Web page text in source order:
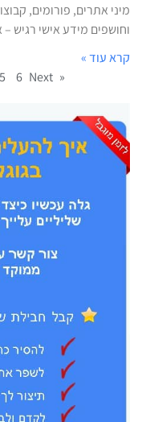
מיני אתרים, פורומים,
וחושפים מידע אישי רגיש –
קרא עוד »
« Previous
5 6 Next »